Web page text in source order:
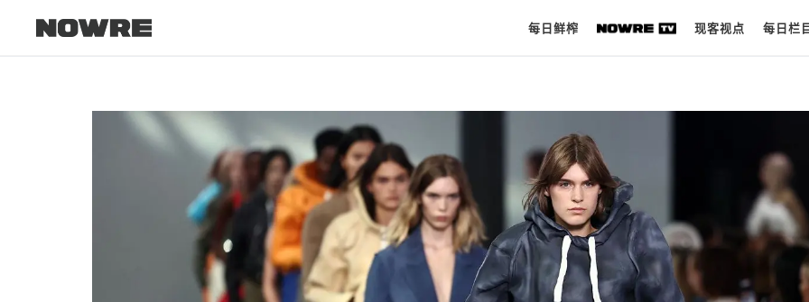
每日鲜榨 现客视点 每日栏
现客视点
每日栏目
时 尚
球 鞋